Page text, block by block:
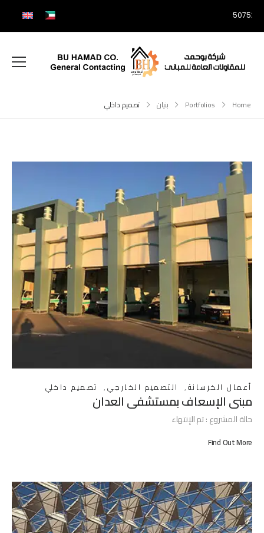
Home
Portfolios بنيان تصميم داخلي
أعمال الخرسانة, التصميم الخارجي, تصميم داخلي
مبنى الإسعاف بمستشفي العدان
حالة المشروع : تم الإنتهاء
Find Out More